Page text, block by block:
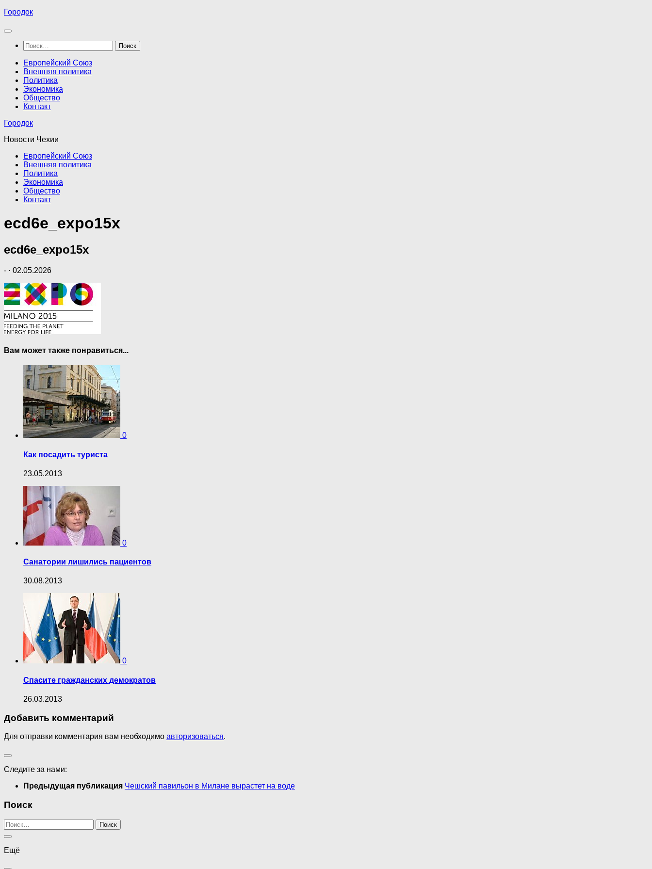
Перейти
содержимому
Городок
Найти:
Европейский Союз
Внешняя политика
Политика
Экономика
Общество
Контакт
Городок
Новости Чехии
Европейский Союз
Внешняя политика
Политика
Экономика
Общество
Контакт
ecd6e_expo15x
ecd6e_expo15x
- · 02.05.2026
Вам может также понравиться...
0
Как посадить туриста
23.05.2013
0
Санатории лишились пациентов
30.08.2013
0
Спасите гражданских демократов
26.03.2013
Добавить комментарий
Для отправки комментария вам необходимо авторизоваться.
Следите за нами:
Предыдущая публикация Чешский павильон в Милане вырастет на воде
Поиск
Найти:
Ещё